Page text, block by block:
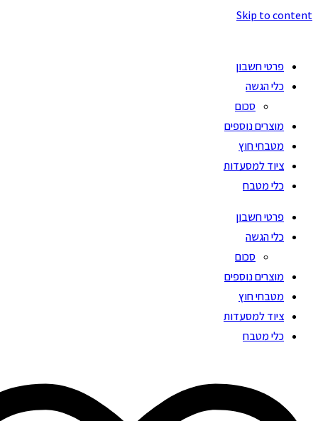
Skip to content
פרטי חשבון
כלי הגשה
סכום
מוצרים נוספים
מטבחי חוץ
ציוד למסעדות
כלי מטבח
פרטי חשבון
כלי הגשה
סכום
מוצרים נוספים
מטבחי חוץ
ציוד למסעדות
כלי מטבח